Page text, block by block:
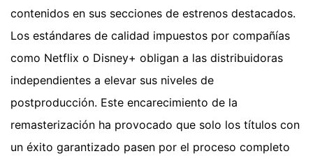
contenidos en sus secciones de estrenos destacados.
Los estándares de calidad impuestos por compañías
como Netflix o Disney+ obligan a las distribuidoras
independientes a elevar sus niveles de
postproducción. Este encarecimiento de la
remasterización ha provocado que solo los títulos con
un éxito garantizado pasen por el proceso completo